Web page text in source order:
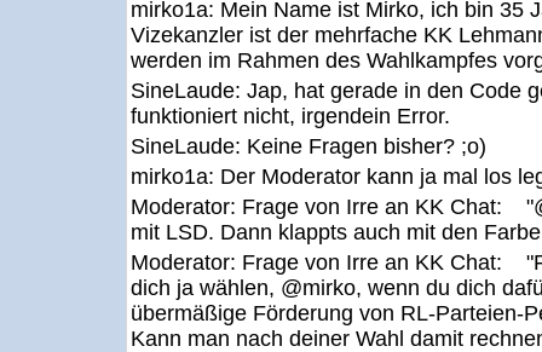
mirko1a: Mein Name ist Mirko, ich bin 35
Vizekanzler ist der mehrfache KK
werden im Rahmen des Wahlkampfes
SineLaude: Jap, hat gerade in den Code
funktioniert nicht, irgendein Error.
SineLaude: Keine Fragen bisher? ;o)
mirko1a: Der Moderator kann ja mal los
Moderator: Frage von Irre an KK Chat:
mit LSD. Dann klappts auch mit den
Moderator: Frage von Irre an KK Chat:
dich ja wählen, @mirko, wenn du dich
übermäßige Förderung von RL-Parteien-
Kann man nach deiner Wahl damit